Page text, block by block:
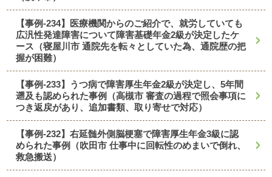
【事例-234】医療機関からのご紹介で、就労していても
広汎性発達障害について障害基礎年金2級が決定したケ
ース（寝屋川市 通院先を転々としていた為、通院歴の把
握が困難）
【事例-233】うつ病で障害厚生年金2級が決定し、5年間
遡及も認められた事例（高槻市 審査の過程で照会事項に
つき返戻があり、追加書類、取り寄せで対応）
【事例-232】右延髄外側脳梗塞で障害厚生年金3級に認
められた事例（吹田市 仕事中に回転性のめまいで倒れ、
救急搬送）